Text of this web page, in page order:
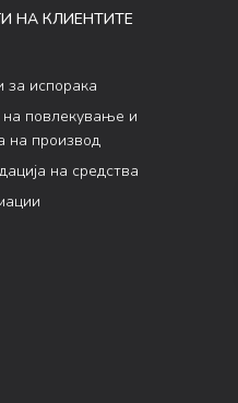
НА КЛИЕНТИТЕ
за испорака
повлекување и
на производ
на средства